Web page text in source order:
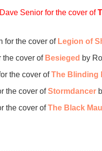
Senior for the cover of
for the cover of Legion of
the cover of Besieged by
the cover ofThe Blinding
the cover ofStormdancer
the cover ofThe Black